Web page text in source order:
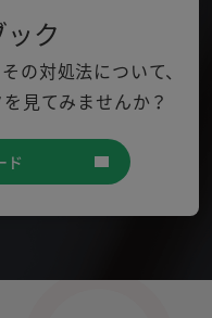
ク
の対処法について、
見てみませんか？
ド